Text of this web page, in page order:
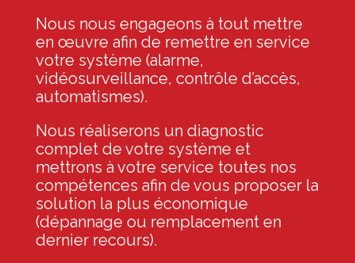
Nous nous engageons à tout mettre
en œuvre afin de remettre en service
votre système (alarme,
vidéosurveillance, contrôle d’accès,
automatismes).
Nous réaliserons un diagnostic
complet de votre système et
mettrons à votre service toutes nos
compétences afin de vous proposer la
solution la plus économique
(dépannage ou remplacement en
dernier recours).